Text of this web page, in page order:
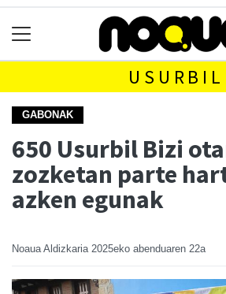
USURBIL
GABONAK
650 Usurbil Bizi
zozketan parte
azken egunak
Noaua Aldizkaria 2025eko abenduaren 22a